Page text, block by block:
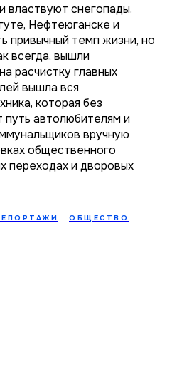
снегопады.
Нефтеюганске и
привычный темп жизни, но
всегда, вышли
расчистку главных
вышла вся
которая без
автолюбителям и
вручную
общественного
переходах и дворовых
ОБЩЕСТВО